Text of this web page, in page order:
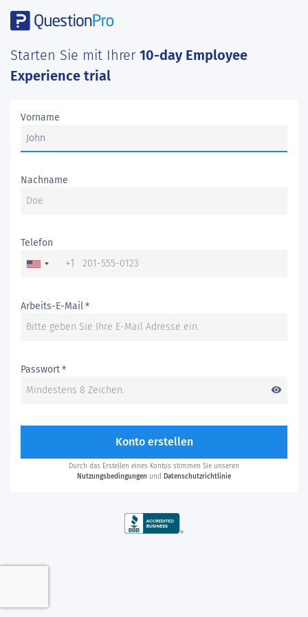
Starten Sie mit Ihrer 10-day Employee
Experience trial
Vorname
Nachname
Telefon
+1
Arbeits-E-Mail*
Passwort*
visibility
Konto erstellen
Durch das Erstellen eines Kontos stimmen Sie unseren
Nutzungsbedingungen und Datenschutzrichtlinie